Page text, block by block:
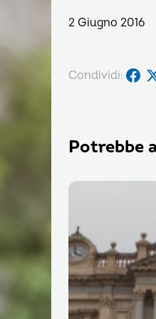
2 Giugno 2016
Condividi:
Potrebbe